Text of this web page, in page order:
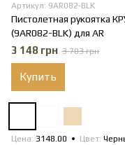
Артикул: 9AR082-BLK
Пистолетная рукоятка
(9AR082-BLK) для AR
3 148 грн 3 703 грн
Купить
Цена 3148.00 Цвет